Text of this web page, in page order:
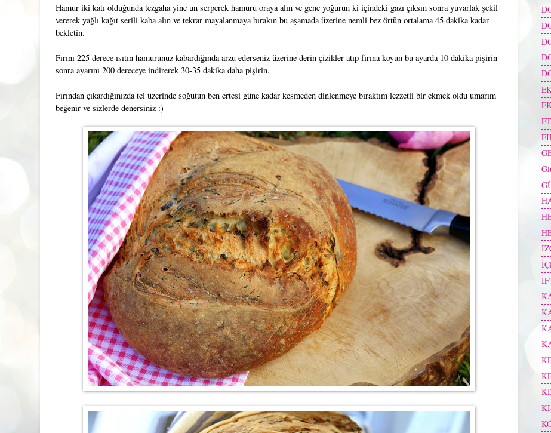
Hamur iki katı olduğunda tezgaha yine un serperek hamuru oraya alın ve gene yoğurun ki içindeki gazı çıksın sonra yuvarlak şekil
vererek yağlı kağıt serili kaba alın ve tekrar mayalanmaya bırakın bu aşamada üzerine nemli bez örtün ortalama 45 dakika kadar
bekletin.
Fırını 225 derece ısıtın hamurunuz kabardığında arzu ederseniz üzerine derin çizikler atıp fırına koyun bu ayarda 10 dakika pişirin
sonra ayarını 200 dereceye indirerek 30-35 dakika daha pişirin.
Fırından çıkardığınızda tel üzerinde soğutun ben ertesi güne kadar kesmeden dinlenmeye bıraktım lezzetli bir ekmek oldu umarım
beğenir ve sizlerde denersiniz :)